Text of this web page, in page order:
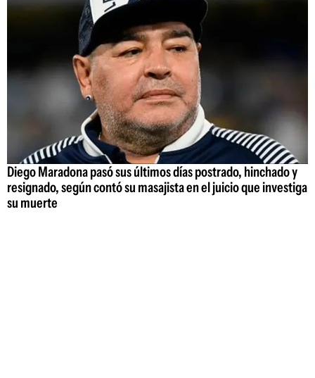
Diego Maradona pasó sus últimos días postrado, hinchado y
resignado, según contó su masajista en el juicio que investiga
su muerte